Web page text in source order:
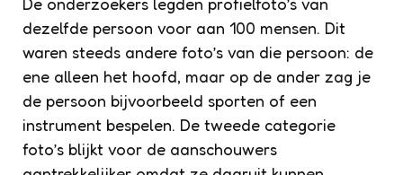
dezelfde persoon voor aan 100 mensen. Dit
waren steeds andere foto’s van die persoon: de
ene alleen het hoofd, maar op de ander zag je
de persoon bijvoorbeeld sporten of een
instrument bespelen. De tweede categorie
foto’s blijkt voor de aanschouwers